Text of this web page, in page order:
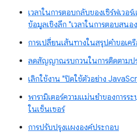
เวลาในการตอบกลับของเซิร์ฟเวอ
ข้อมูลเชิงลึก "เวลาในการตอบสนอ
การเปลี่ยนเส้นทางในสรุปคำขอเค
ลดสัญญาณรบกวนในการติดตามป
เลิกใช้งาน "ปิดใช้ตัวอย่าง
พารามิเตอร์ความแม่นยำของการร
ในเซ็นเซอร์
การปรับปรุงแผงองค์ประกอบ